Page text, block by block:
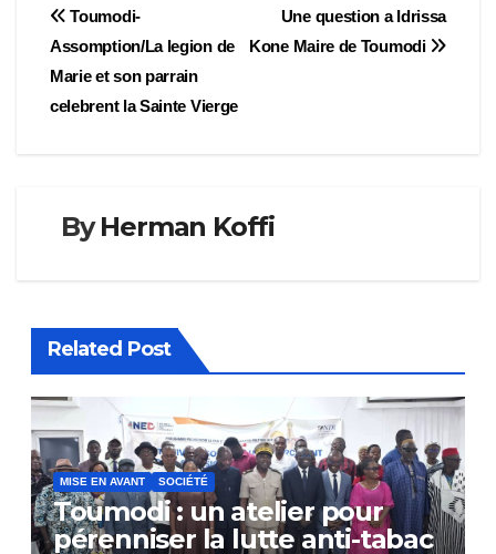
Navigation
de
l’article
Une question a Idrissa
Kone Maire de Toumodi
Toumodi-
Assomption/La legion de
Marie et son parrain
celebrent la Sainte Vierge
ByHerman Koffi
Related Post
MISE EN AVANT SOCIÉTÉ
Toumodi : un atelier pour
pérenniser la lutte anti-tabac